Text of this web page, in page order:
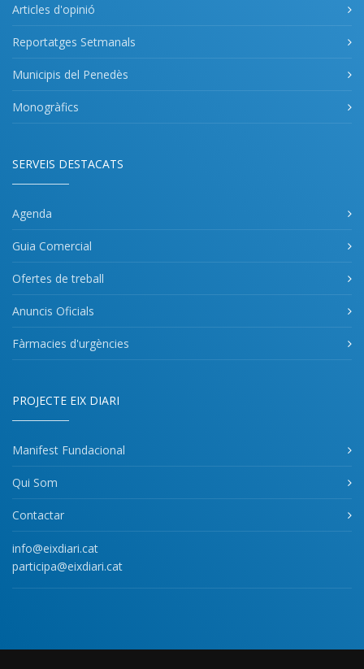
Articles d'opinió
Reportatges Setmanals
Municipis del Penedès
Monogràfics
SERVEIS DESTACATS
Agenda
Guia Comercial
Ofertes de treball
Anuncis Oficials
Fàrmacies d'urgències
PROJECTE EIX DIARI
Manifest Fundacional
Qui Som
Contactar
info@eixdiari.cat
participa@eixdiari.cat